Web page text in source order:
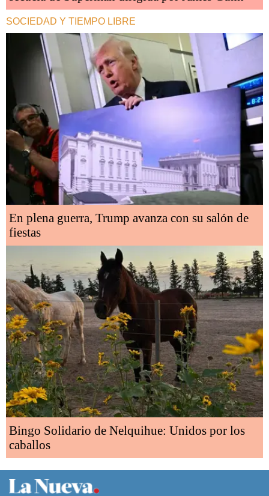
SOCIEDAD Y TIEMPO LIBRE
En plena guerra, Trump avanza con su salón de
fiestas
Bingo Solidario de Nelquihue: Unidos por los
caballos